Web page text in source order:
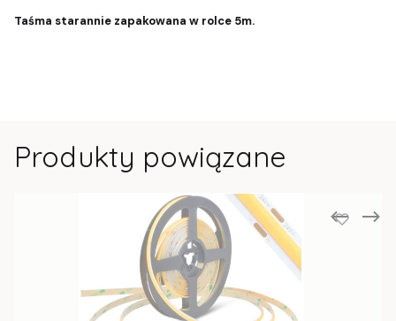
Taśma starannie zapakowana w rolce 5m.
Produkty powiązane